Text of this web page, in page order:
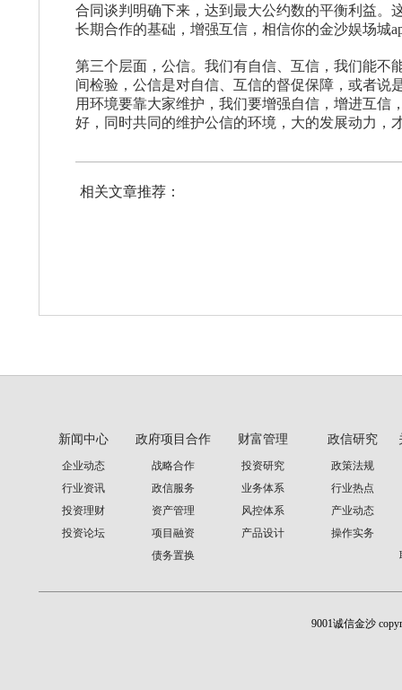
合同谈判明确下来，达到最大公约数的平衡利益。
长期合作的基础，增强互信，相信你的金沙娱场城
第三个层面，公信。我们有自信、互信，我们能不
间检验，公信是对自信、互信的督促保障，或者说
用环境要靠大家维护，我们要增强自信，增进互信
好，同时共同的维护公信的环境，大的发展动力，
相关文章推荐：
新闻中心
企业动态
行业资讯
投资理财
投资论坛
政府项目合作
战略合作
政信服务
资产管理
项目融资
债务置换
财富管理
投资研究
业务体系
风控体系
产品设计
政信研究
政策法规
行业热点
产业动态
操作实务
9001诚信金沙